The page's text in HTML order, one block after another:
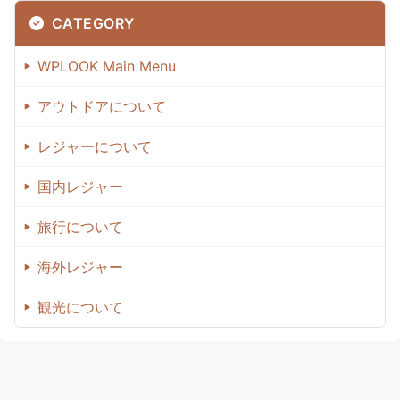
CATEGORY
WPLOOK Main Menu
アウトドアについて
レジャーについて
国内レジャー
旅行について
海外レジャー
観光について